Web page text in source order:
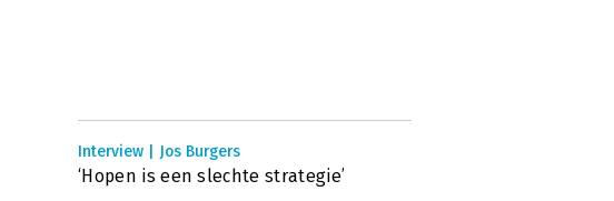
Interview | Jos Burgers
‘Hopen is een slechte strategie’